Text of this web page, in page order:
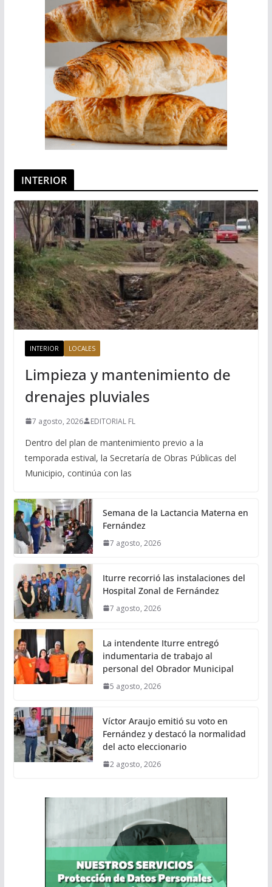
INTERIOR
INTERIOR LOCALES
Limpieza y mantenimiento de
drenajes pluviales
7 agosto, 2026 EDITORIAL FL
Dentro del plan de mantenimiento previo a la
temporada estival, la Secretaría de Obras Públicas del
Municipio, continúa con las
Semana de la Lactancia Materna en
Fernández
7 agosto, 2026
Iturre recorrió las instalaciones del
Hospital Zonal de Fernández
7 agosto, 2026
La intendente Iturre entregó
indumentaria de trabajo al
personal del Obrador Municipal
5 agosto, 2026
Víctor Araujo emitió su voto en
Fernández y destacó la normalidad
del acto eleccionario
2 agosto, 2026